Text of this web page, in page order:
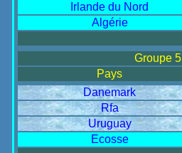
Irlande du Nord
Algérie
Groupe 5
Pays
Danemark
Rfa
Uruguay
Ecosse